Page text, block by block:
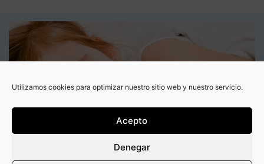
Utilizamos cookies para optimizar nuestro sitio web y nuestro servicio.
Acepto
Denegar